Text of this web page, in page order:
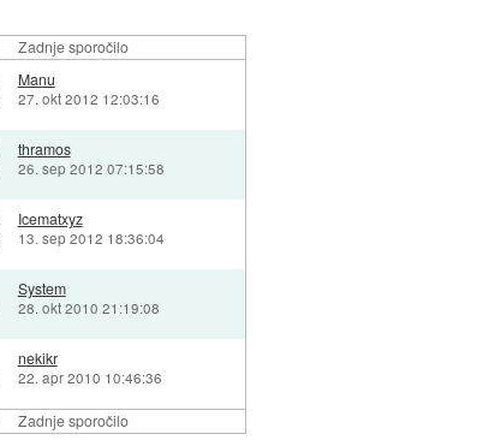
Zadnje sporočilo
Zadnje sporočilo
Manu
27. okt 2012 12:03:16
thramos
26. sep 2012 07:15:58
Icematxyz
13. sep 2012 18:36:04
System
28. okt 2010 21:19:08
nekikr
22. apr 2010 10:46:36